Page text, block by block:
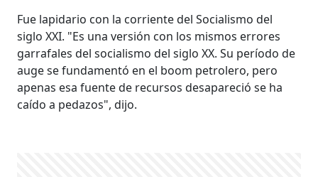
Fue lapidario con la corriente del Socialismo del
siglo XXI. "Es una versión con los mismos errores
garrafales del socialismo del siglo XX. Su período de
auge se fundamentó en el boom petrolero, pero
apenas esa fuente de recursos desapareció se ha
caído a pedazos", dijo.